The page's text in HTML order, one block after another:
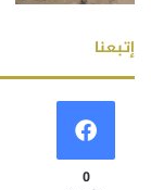
إتبعنا
0